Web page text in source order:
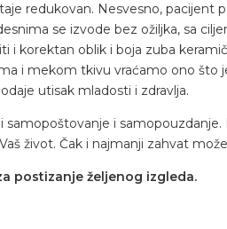
redukovan. Nesvesno, pacijent
se izvode bez ožiljka, sa
i korektan oblik i boja zuba
i mekom tkivu vraćamo ono što
utisak mladosti i zdravlja.
samopoštovanje i
život. Čak i najmanji zahvat
postizanje željenog izgleda.